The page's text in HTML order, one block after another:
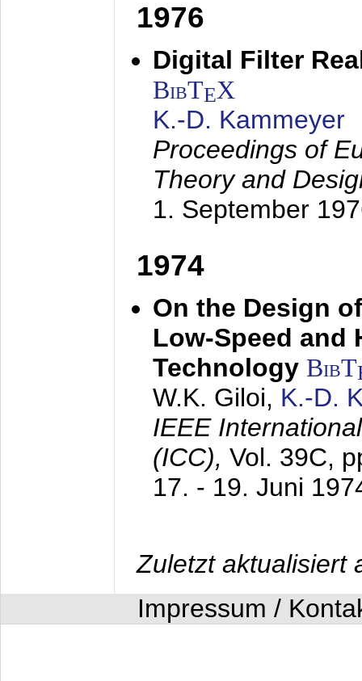
1976
Digital Filter
BibTEX
K.-D. Kammeyer
Proceedings of
Theory and
1. September
1974
On the Design
Low-Speed and
Technology BibT
W.K. Giloi, K.-D.
IEEE
(ICC), Vol. 39C,
17. - 19. Juni
Zuletzt aktualisiert
Impressum /